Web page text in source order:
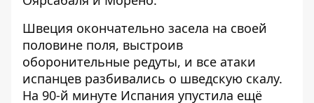
Швеция окончательно засела на своей
половине поля, выстроив
оборонительные редуты, и все атаки
испанцев разбивались о шведскую скалу.
На 90-й минуте Испания упустила ещё